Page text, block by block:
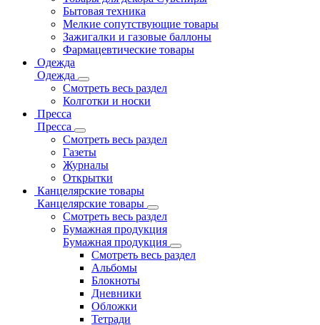
Бытовая техника
Мелкие сопутствующие товары
Зажигалки и газовые баллоны
Фармацевтические товары
Одежда
Одежда
Смотреть весь раздел
Колготки и носки
Пресса
Пресса
Смотреть весь раздел
Газеты
Журналы
Открытки
Канцелярские товары
Канцелярские товары
Смотреть весь раздел
Бумажная продукция
Бумажная продукция
Смотреть весь раздел
Альбомы
Блокноты
Дневники
Обложки
Тетради